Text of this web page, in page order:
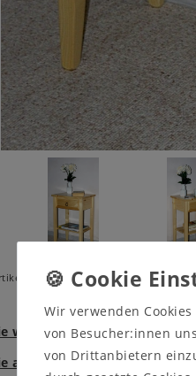
und Beleuchtungen gehören -
weitere Informationen zum
alle Möbel aus der Serie
Wir verwenden
von Besucher:innen
von Drittanbietern